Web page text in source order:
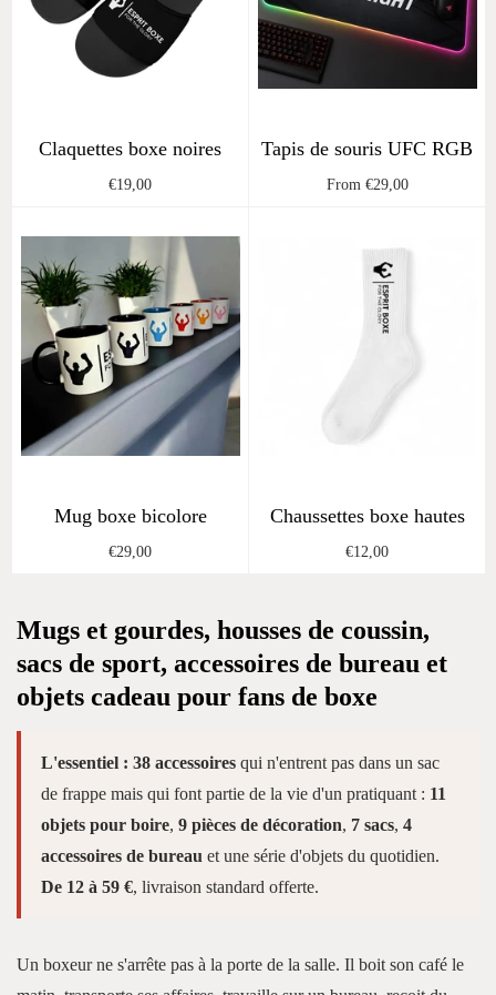
Claquettes boxe noires
Regular
€19,00
Tapis de souris UFC RGB
From €29,00
Mug boxe bicolore
Regular
€29,00
Chaussettes boxe hautes
Regular
€12,00
Mugs et gourdes, housses de coussin,
sacs de sport, accessoires de bureau et
objets cadeau pour fans de boxe
L'essentiel : 38 accessoiresqui n'entrent pas dans un sac
de frappe mais qui font partie de la vie d'un pratiquant : 11
objets pour boire, 9 pièces de décoration, 7 sacs, 4
accessoires de bureau et une série d'objets du quotidien.
De 12 à 59 €, livraison standard offerte.
Un boxeur ne s'arrête pas à la porte de la salle. Il boit son café le